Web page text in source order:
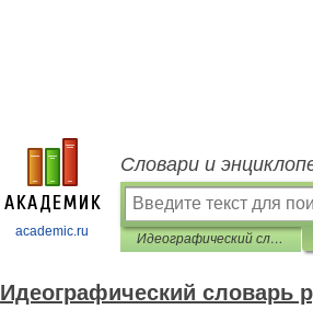
academic.ru
Словари и
Идеографический словарь русского языка
Идеографический словарь